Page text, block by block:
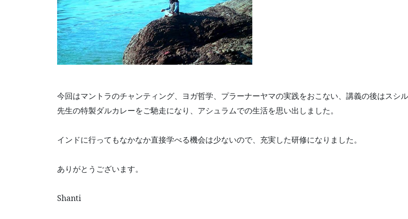
今回はマントラのチャンティング、ヨガ哲学、プラーナーヤマの実践をおこない、講義の後はスシル
先生の特製ダルカレーをご馳走になり、アシュラムでの生活を思い出しました。
インドに行ってもなかなか直接学べる機会は少ないので、充実した研修になりました。
ありがとうございます。
Shanti